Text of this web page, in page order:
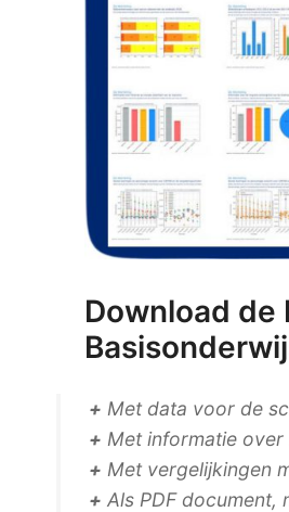
Download de
+ Met data voor de
+ Met informatie
+ Met vergelijkingen
+ Als PDF document,